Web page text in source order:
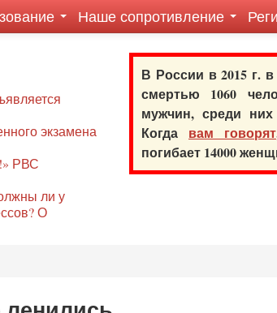
Наше сопротивление
экзамена
РВС
ли у
О
В России в 2015 г.
смертью 1060
мужчин, среди
Когда вам говорят
погибает 14000